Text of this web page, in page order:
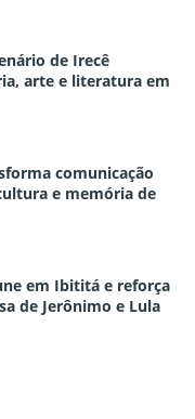
de Irecê
arte e literatura em
comunicação
e memória de
em Ibititá e reforça
de Jerônimo e Lula